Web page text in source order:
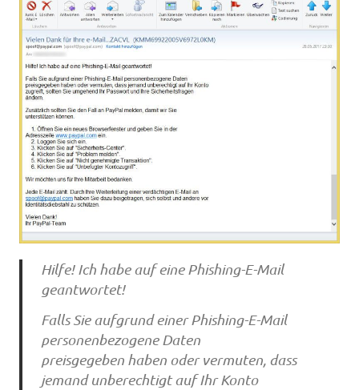
Hilfe! Ich habe auf eine Phishing-E-Mail
geantwortet!
Falls Sie aufgrund einer Phishing-E-Mail
personenbezogene Daten
preisgegeben haben oder vermuten, dass
jemand unberechtigt auf Ihr Konto